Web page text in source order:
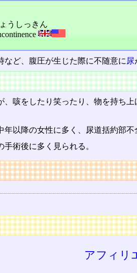
うしっきん
など、腹圧が生じた際に不随意に 尿
、咳をしたり笑ったり、物を持ち
年以降の女性に多く、尿道括約部
手術後に多く見られる。
アフィリ